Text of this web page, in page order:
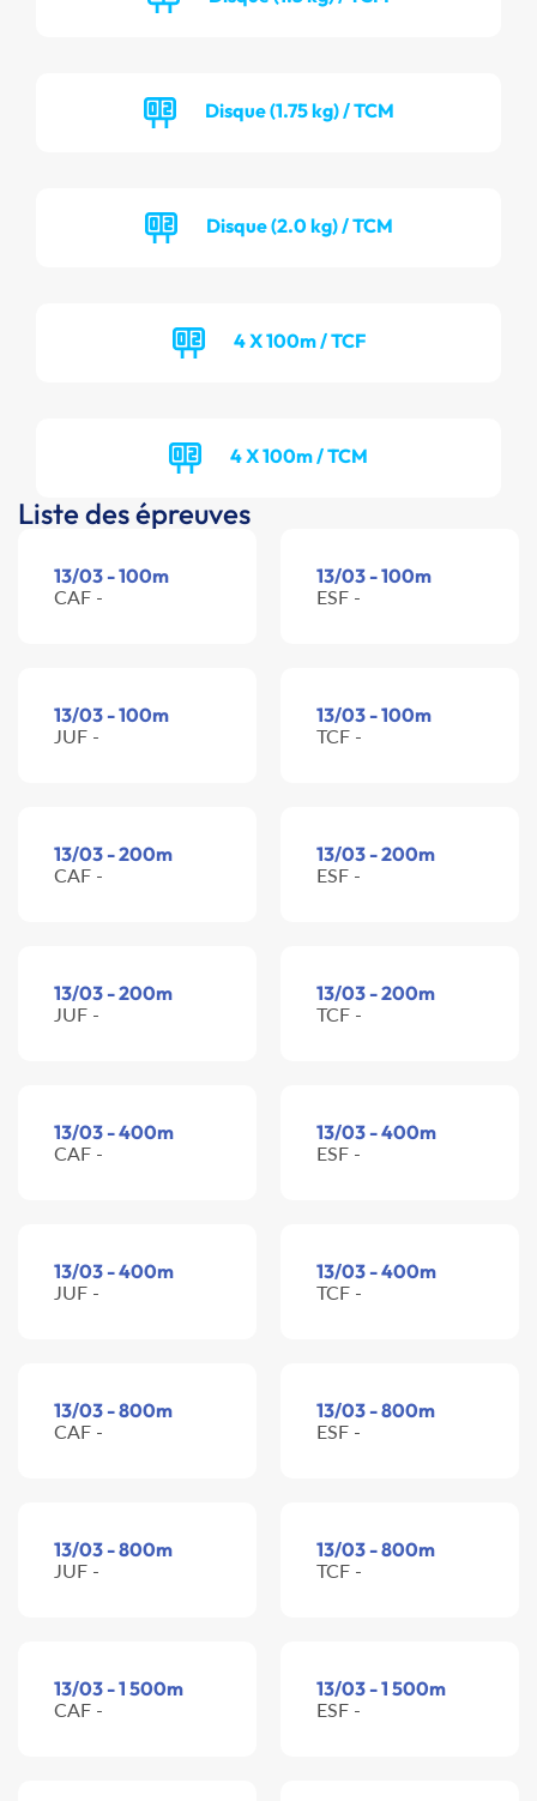
Disque (1.75 kg) / TCM
Disque (2.0 kg) / TCM
4 X 100m / TCF
4 X 100m / TCM
Liste des épreuves
13/03 - 100m
CAF -
13/03 - 100m
ESF -
13/03 - 100m
JUF -
13/03 - 100m
TCF -
13/03 - 200m
CAF -
13/03 - 200m
ESF -
13/03 - 200m
JUF -
13/03 - 200m
TCF -
13/03 - 400m
CAF -
13/03 - 400m
ESF -
13/03 - 400m
JUF -
13/03 - 400m
TCF -
13/03 - 800m
CAF -
13/03 - 800m
ESF -
13/03 - 800m
JUF -
13/03 - 800m
TCF -
13/03 - 1 500m
CAF -
13/03 - 1 500m
ESF -